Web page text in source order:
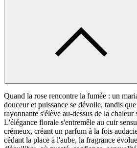
Quand la rose rencontre la fumée : un
douceur et puissance se dévoile, tandis
rayonnante s'élève au-dessus de la chaleur
L'élégance florale s'entremêle au cuir
crémeux, créant un parfum à la fois
cédant la place à l'aube, la fragrance